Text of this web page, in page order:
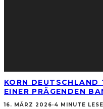
KORN DEUTSCHLAND
EINER PRÄGENDEN
16. MÄRZ 2026·4 MINUTE